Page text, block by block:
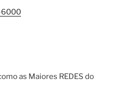
6000
as Maiores REDES do